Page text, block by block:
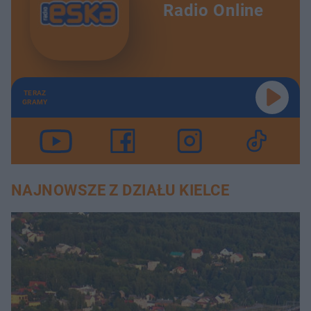
Radio Online
TERAZ
GRAMY
NAJNOWSZE Z DZIAŁU KIELCE